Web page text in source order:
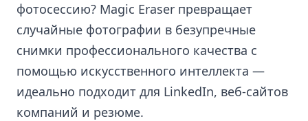
фотосессию? Magic Eraser превращает
случайные фотографии в безупречные
снимки профессионального качества с
помощью искусственного интеллекта —
идеально подходит для LinkedIn, веб-сайтов
компаний и резюме.